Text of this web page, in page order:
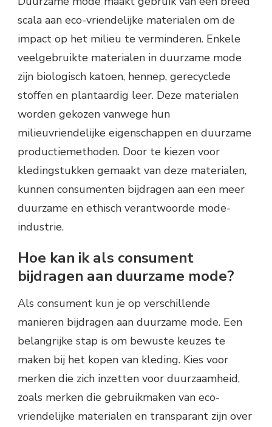
scala aan eco-vriendelijke materialen om de
impact op het milieu te verminderen. Enkele
veelgebruikte materialen in duurzame mode
zijn biologisch katoen, hennep, gerecyclede
stoffen en plantaardig leer. Deze materialen
worden gekozen vanwege hun
milieuvriendelijke eigenschappen en duurzame
productiemethoden. Door te kiezen voor
kledingstukken gemaakt van deze materialen,
kunnen consumenten bijdragen aan een meer
duurzame en ethisch verantwoorde mode-
industrie.
Hoe kan ik als consument
bijdragen aan duurzame mode?
Als consument kun je op verschillende
manieren bijdragen aan duurzame mode. Een
belangrijke stap is om bewuste keuzes te
maken bij het kopen van kleding. Kies voor
merken die zich inzetten voor duurzaamheid,
zoals merken die gebruikmaken van eco-
vriendelijke materialen en transparant zijn over